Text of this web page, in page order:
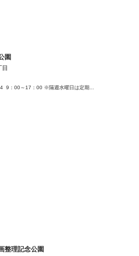
園
9：00～17：00 ※隔週水曜日は定期...
整理記念公園